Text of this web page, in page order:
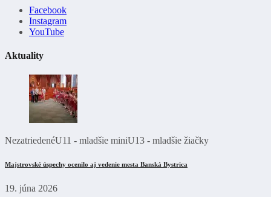
Facebook
Instagram
YouTube
Aktuality
NezatriedenéU11 - mladšie miniU13 - mladšie žiačky
Majstrovské úspechy ocenilo aj vedenie mesta Banská Bystrica
19. júna 2026